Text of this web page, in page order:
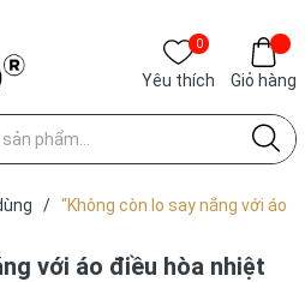
0
Yêu thích Giỏ hàng
/ "Không còn lo say nắng với áo
với áo điều hòa nhiệt